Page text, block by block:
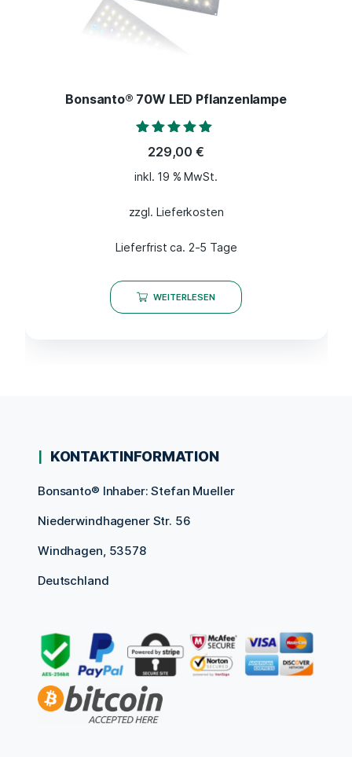
Bonsanto® 70W LED Pflanzenlampe
Bewertet mit
4.80
von 5
229,00 €
inkl. 19 % MwSt.
zzgl. Lieferkosten
Lieferfrist ca. 2-5 Tage
WEITERLESEN
KONTAKTINFORMATION
Bonsanto® Inhaber: Stefan Mueller
Niederwindhagener Str. 56
Windhagen, 53578
Deutschland